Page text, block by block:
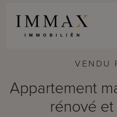
VENDU
Appartement
rénové